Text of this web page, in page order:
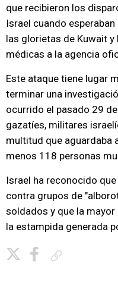
que recibieron los
Israel cuando
las glorietas de Kuwait y
médicas a la agencia
Este ataque tiene lugar
terminar una
ocurrido el pasado 29
gazatíes, militares
multitud que aguardaba
menos 118 personas
Israel ha reconocido
contra grupos de
soldados y que la
la estampida generada